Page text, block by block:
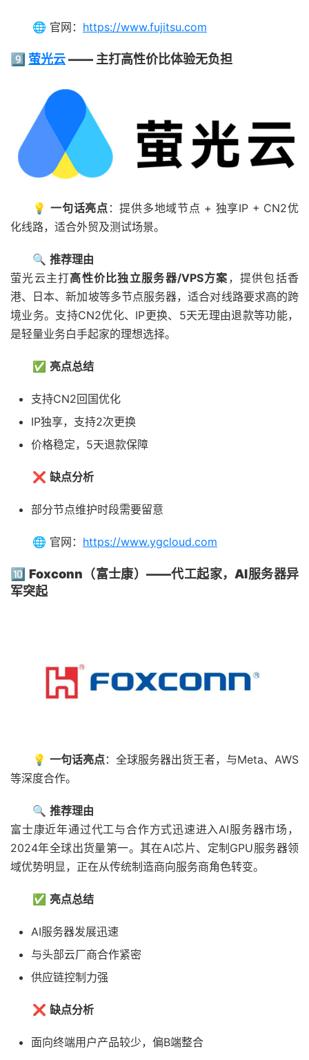
🌐 官网： https://www.fujitsu.com
9️⃣ 萤光云—— 主打高性价比体验无负担
💡一句话亮点 ：提供多地域节点 + 独享IP + CN2优
化线路，适合外贸及测试场景。
🔍 推荐理由
萤光云主打高性价比独立服务器/VPS方案 ，提供包括香
港、日本、新加坡等多节点服务器，适合对线路要求高的跨
境业务。支持CN2优化、IP更换、5天无理由退款等功能，
是轻量业务白手起家的理想选择。
✅ 亮点总结
支持CN2回国优化
IP独享，支持2次更换
价格稳定，5天退款保障
❌ 缺点分析
部分节点维护时段需要留意
🌐 官网： https://www.ygcloud.com
🔟 Foxconn（富士康）——代工起家，AI服务器异
军突起
💡 一句话亮点：全球服务器出货王者，与Meta、AWS
等深度合作。
🔍 推荐理由
富士康近年通过代工与合作方式迅速进入AI服务器市场，
2024年全球出货量第一。其在AI芯片、定制GPU服务器领
域优势明显，正在从传统制造商向服务商角色转变。
✅ 亮点总结
AI服务器发展迅速
与头部云厂商合作紧密
供应链控制力强
❌ 缺点分析
面向终端用户产品较少，偏B端整合